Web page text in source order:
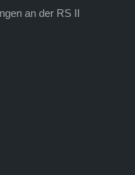
an der RS II